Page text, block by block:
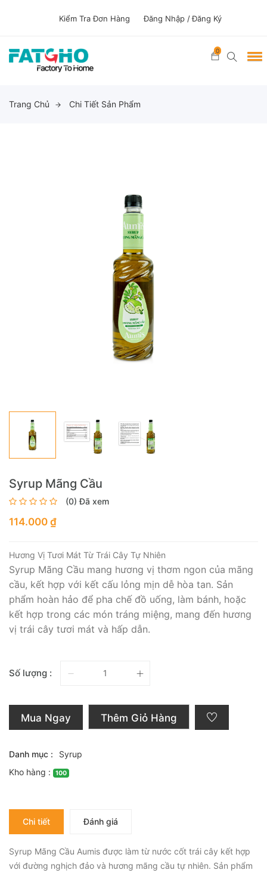
Kiểm Tra Đơn Hàng Đăng Nhập /Đăng Ký
0
Trang Chủ Chi Tiết Sản Phẩm
Syrup Mãng Cầu
(0) Đã xem
114.000 ₫
Hương Vị Tươi Mát Từ Trái Cây Tự Nhiên
Syrup Mãng Cầu mang hương vị thơm ngon của mãng
cầu, kết hợp với kết cấu lỏng mịn dễ hòa tan. Sản
phẩm hoàn hảo để pha chế đồ uống, làm bánh, hoặc
kết hợp trong các món tráng miệng, mang đến hương
vị trái cây tươi mát và hấp dẫn.
Số lượng :
Mua Ngay Thêm Giỏ Hàng
Danh mục :
Syrup
Kho hàng :
100
Chi tiết Đánh giá
Syrup Mãng Cầu Aumis được làm từ nước cốt trái cây kết hợp
với đường nghịch đảo và hương mãng cầu tự nhiên. Sản phẩm